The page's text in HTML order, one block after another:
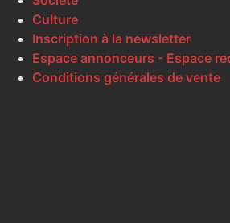
Culture
Inscription à la newsletter
Espace annonceurs - Espace
Conditions générales de vente